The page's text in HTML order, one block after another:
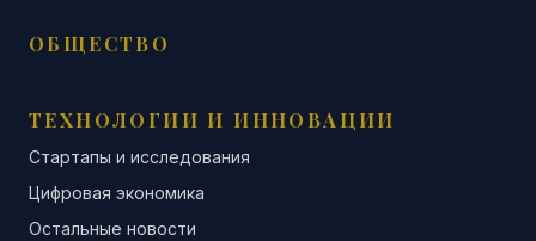
ОБЩЕСТВО
ТЕХНОЛОГИИ И ИННОВАЦИИ
Стартапы и исследования
Цифровая экономика
Остальные новости